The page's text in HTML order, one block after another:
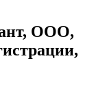
ООО,